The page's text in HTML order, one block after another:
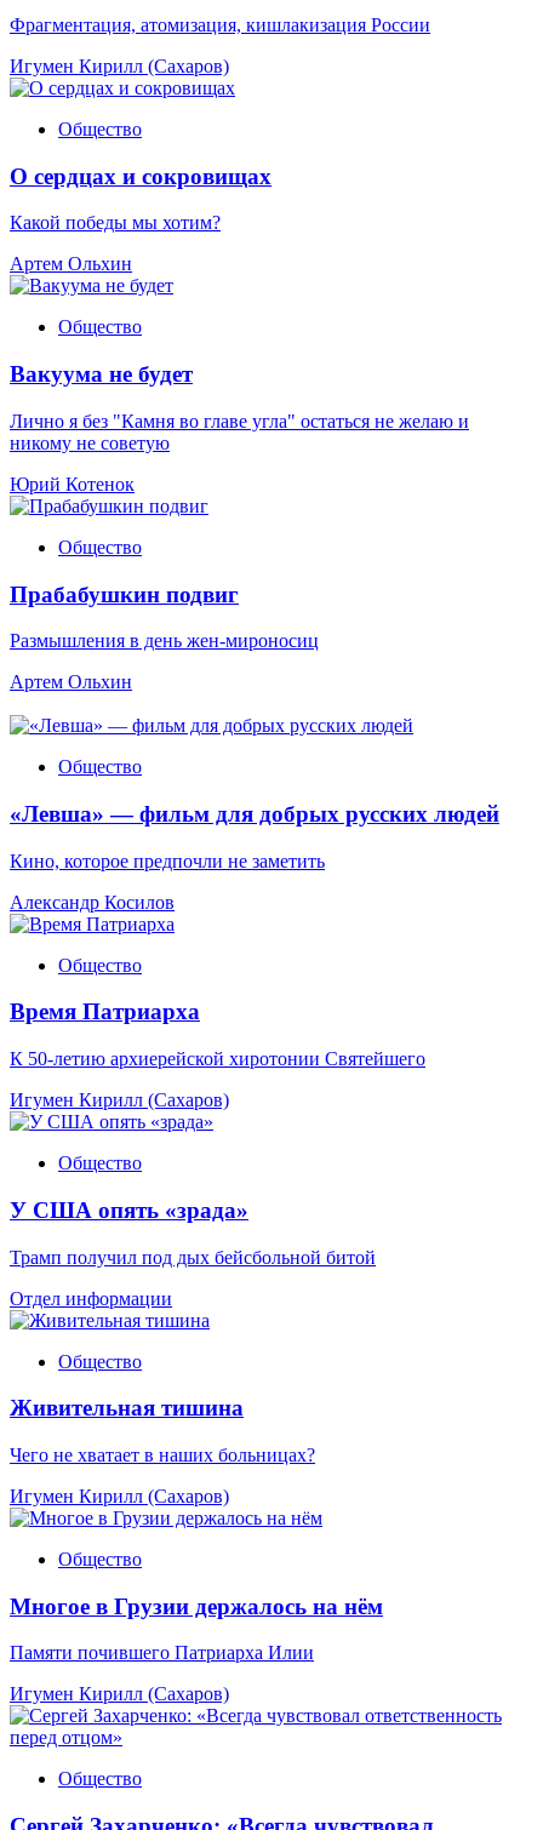
Фрагментация, атомизация, кишлакизация России
Игумен Кирилл (Сахаров)
Общество
О сердцах и сокровищах
Какой победы мы хотим?
Артем Ольхин
Общество
Вакуума не будет
Лично я без "Камня во главе угла" остаться не желаю и
никому не советую
Юрий Котенок
Общество
Прабабушкин подвиг
Размышления в день жен-мироносиц
Артем Ольхин
Общество
«Левша» — фильм для добрых русских людей
Кино, которое предпочли не заметить
Александр Косилов
Общество
Время Патриарха
К 50-летию архиерейской хиротонии Святейшего
Игумен Кирилл (Сахаров)
Общество
У США опять «зрада»
Трамп получил под дых бейсбольной битой
Отдел информации
Общество
Живительная тишина
Чего не хватает в наших больницах?
Игумен Кирилл (Сахаров)
Общество
Многое в Грузии держалось на нём
Памяти почившего Патриарха Илии
Игумен Кирилл (Сахаров)
Общество